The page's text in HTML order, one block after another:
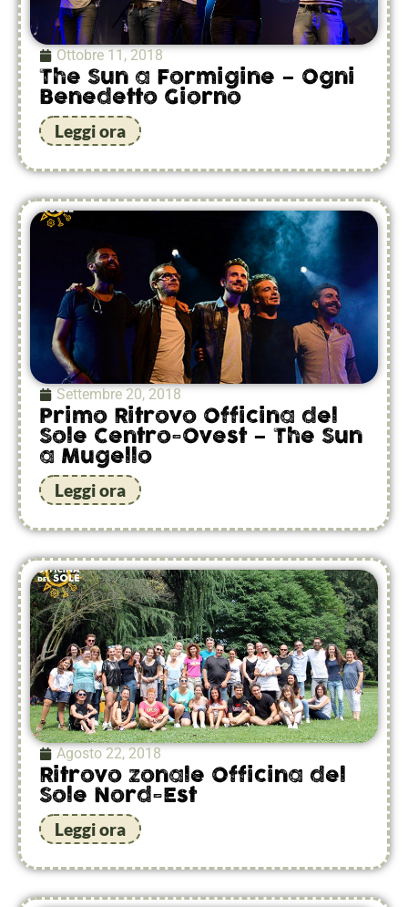
Ottobre 11, 2018
The Sun a Formigine – Ogni
Benedetto Giorno
Leggi ora
Settembre 20, 2018
Primo Ritrovo Officina del
Sole Centro-Ovest – The Sun
a Mugello
Leggi ora
Agosto 22, 2018
Ritrovo zonale Officina del
Sole Nord-Est
Leggi ora